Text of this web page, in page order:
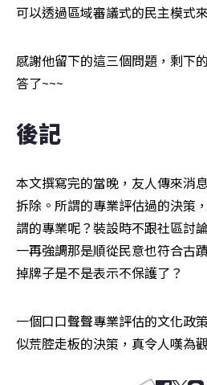
可以透過區域審議式的民主模式
感謝他留下的這三個問題，剩下
答了~~~
後記
本文撰寫完的當晚，友人傳來消
拆除。所謂的專業評估過的決策
謂的專業呢？裝設時不跟社區討
一再強調那是順從民意也符合古
掉牌子是不是表示不保護了？
一個口口聲聲專業評估的文化政
似荒腔走板的決策，真令人嘆為